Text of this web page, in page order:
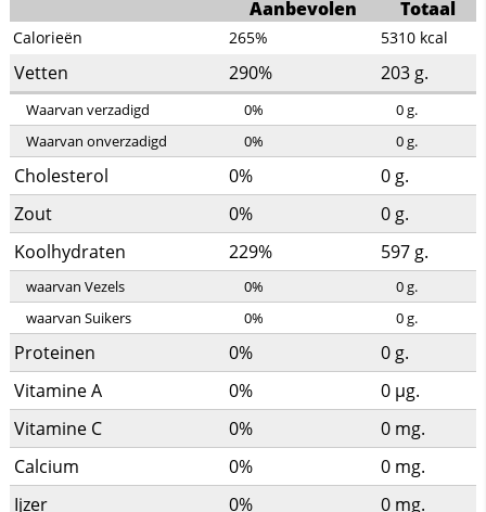
Aanbevolen
Totaal
Calorieën 265% 5310 kcal
Vetten 290% 203 g.
Waarvan verzadigd 0% 0g.
Waarvan onverzadigd
0% 0g.
Cholesterol 0% 0 g.
Zout
0% 0 g.
Koolhydraten
229% 597 g.
waarvan Vezels 0% 0g.
waarvan Suikers
0% 0g.
Proteinen 0% 0 g.
Vitamine A
0% 0 µg.
Vitamine C
0% 0 mg.
Calcium
0% 0 mg.
Ijzer
0% 0 mg.